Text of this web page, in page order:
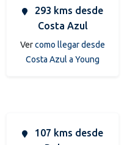
293 kms desde
Costa Azul
Vercomo llegar desde
Costa Azul a Young
107 kms desde